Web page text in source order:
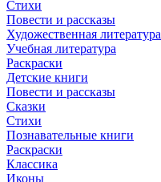
Стихи
Повести и рассказы
Художественная литература
Учебная литература
Раскраски
Детские книги
Повести и рассказы
Сказки
Стихи
Познавательные книги
Раскраски
Классика
Иконы